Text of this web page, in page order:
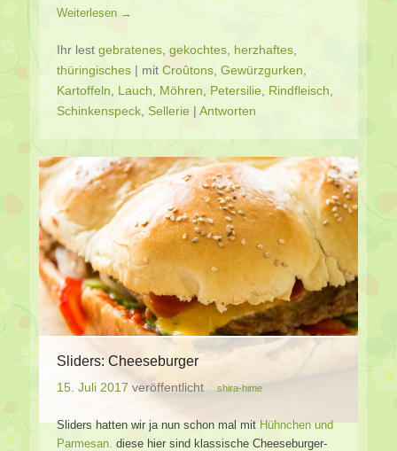
Weiterlesen →
Ihr lest gebratenes gekochtes herzhaftes
thüringisches | mit Croûtons Gewürzgurken
Kartoffeln
Lauch Möhren Petersilie Rindfleisch
Schinkenspeck Sellerie | Antworten
Sliders: Cheeseburger
15. Juli 2017 veröffentlicht shira-hime
Sliders hatten wir ja nun schon mal mit Hühnchen und
Parmesan. diese hier sind klassische Cheeseburger-